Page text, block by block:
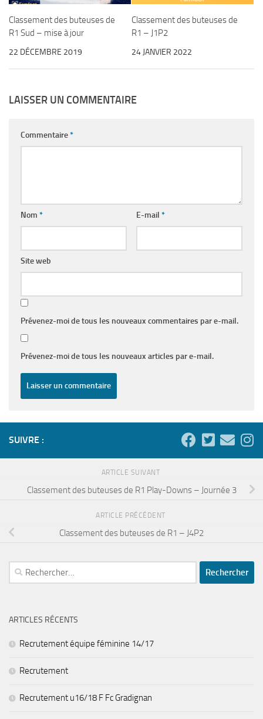
Classement des buteuses de
R1 Sud – mise à jour
22 DÉCEMBRE 2019
Classement des buteuses de
R1 – J1P2
24 JANVIER 2022
LAISSER UN COMMENTAIRE
Commentaire*
Nom * E-mail *
Site web
Prévenez-moi de tous les nouveaux commentaires par e-mail.
Prévenez-moi de tous les nouveaux articles par e-mail.
SUIVRE :
ARTICLE SUIVANT
Classement des buteuses de R1 Play-Downs – Journée 3
ARTICLE PRÉCÉDENT
Classement des buteuses de R1 – J4P2
Rechercher :
ARTICLES RÉCENTS
Recrutement équipe féminine 14/17
Recrutement
Recrutement u16/18 F Fc Gradignan